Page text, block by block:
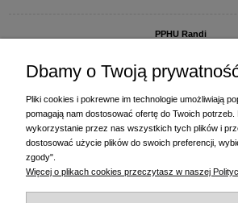
PPHU Randi
ul. Starogardzka 77 (wjazd od ul.
+48 58 770 31 80
- centrala
Dbamy o Twoją
Pliki cookies i pokrewne im technologie umożliwiają
pomagają nam dostosować ofertę do Twoich
wykorzystanie przez nas wszystkich tych plików i
dostosować użycie plików do swoich preferencji,
zgody".
Więcej o plikach cookies przeczytasz w naszej